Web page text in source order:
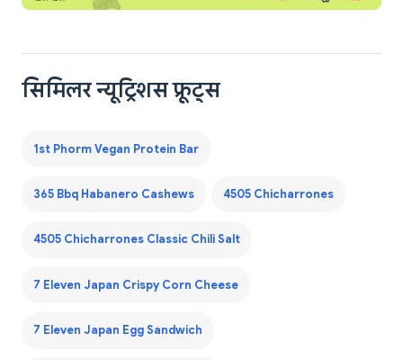
सिमिलर न्यूट्रिशस फ्रूट्स
1st Phorm Vegan Protein Bar
365 Bbq Habanero Cashews 4505 Chicharrones
4505 Chicharrones Classic Chili Salt
7 Eleven Japan Crispy Corn Cheese
7 Eleven Japan Egg Sandwich